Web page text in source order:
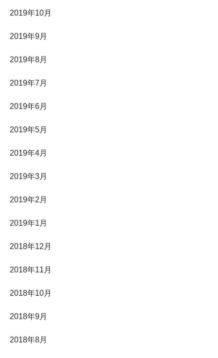
2019年10月
2019年9月
2019年8月
2019年7月
2019年6月
2019年5月
2019年4月
2019年3月
2019年2月
2019年1月
2018年12月
2018年11月
2018年10月
2018年9月
2018年8月